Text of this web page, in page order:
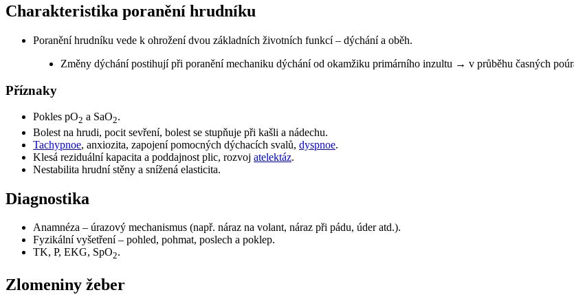
Charakteristika poranění hrudníku
Poranění hrudníku vede k ohrožení dvou základních životních funkcí – dýchání a oběh.
Změny dýchání postihují při poranění mechaniku dýchání od okamžiku primárního inzultu → v průběhu časných
Příznaky
Pokles pO2 a SaO2.
Bolest na hrudi, pocit sevření, bolest se stupňuje při kašli a nádechu.
Tachypnoe, anxiozita, zapojení pomocných dýchacích svalů, dyspnoe.
Klesá reziduální kapacita a poddajnost plic, rozvoj atelektáz.
Nestabilita hrudní stěny a snížená elasticita.
Diagnostika
Anamnéza – úrazový mechanismus (např. náraz na volant, náraz při pádu, úder atd.).
Fyzikální vyšetření – pohled, pohmat, poslech a poklep.
TK, P, EKG, SpO2.
Zlomeniny žeber